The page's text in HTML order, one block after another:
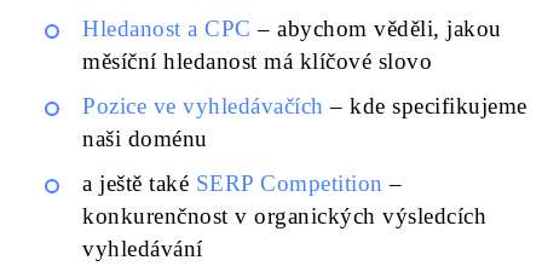
Hledanost a CPC – abychom věděli, jakou
měsíční hledanost má klíčové slovo
Pozice ve vyhledávačích – kde specifikujeme
naši doménu
a ještě také SERP Competition –
konkurenčnost v organických výsledcích
vyhledávání